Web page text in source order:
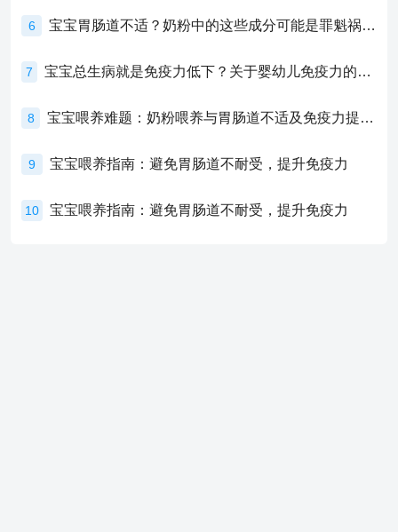
6 宝宝胃肠道不适？奶粉中的这些成分可能是罪魁祸首！
7 宝宝总生病就是免疫力低下？关于婴幼儿免疫力的真相，家长必须了解！
8 宝宝喂养难题：奶粉喂养与胃肠道不适及免疫力提升的奥秘
9 宝宝喂养指南：避免胃肠道不耐受，提升免疫力
10 宝宝喂养指南：避免胃肠道不耐受，提升免疫力